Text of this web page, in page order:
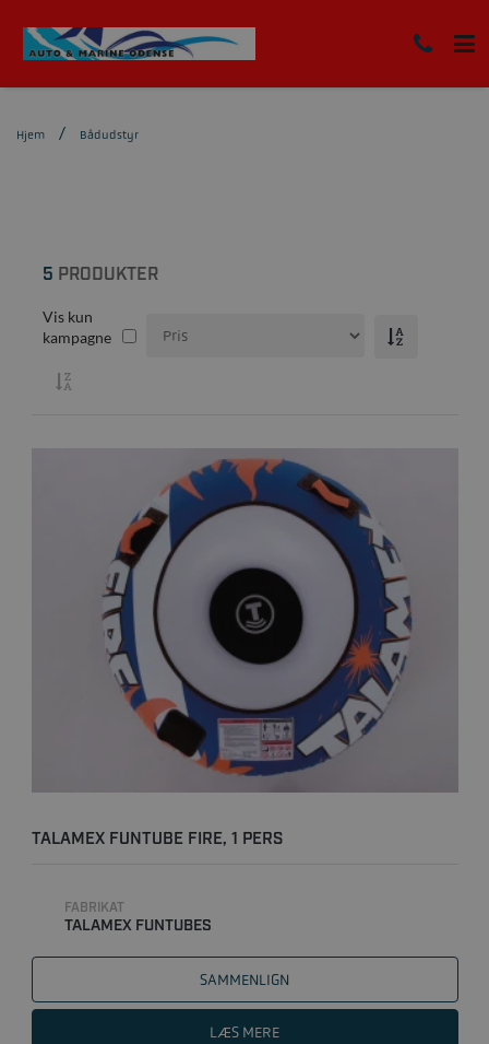
Hjem Bådudstyr
5 PRODUKTER
Vis kun
kampagne
TALAMEX FUNTUBE FIRE, 1 PERS
FABRIKAT
TALAMEX FUNTUBES
SAMMENLIGN
LÆS MERE